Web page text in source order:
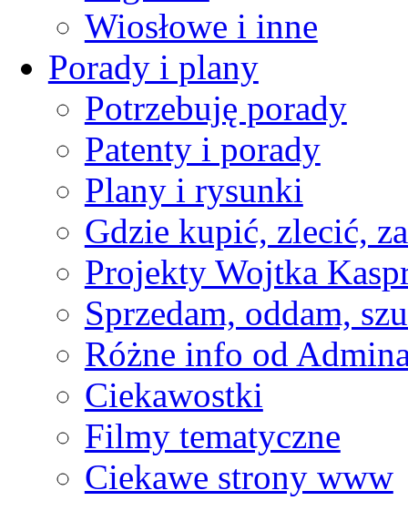
Wiosłowe i inne
Porady i plany
Potrzebuję porady
Patenty i porady
Plany i rysunki
Gdzie kupić, zlecić,
Projekty Wojtka
Sprzedam, oddam,
Różne info od
Ciekawostki
Filmy tematyczne
Ciekawe strony www